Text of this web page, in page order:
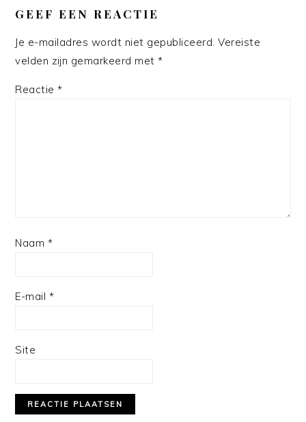
INTERACTIES
GEEF EEN REACTIE
Je e-mailadres wordt niet gepubliceerd. Vereiste
velden zijn gemarkeerd met*
Reactie*
Naam *
E-mail *
Site